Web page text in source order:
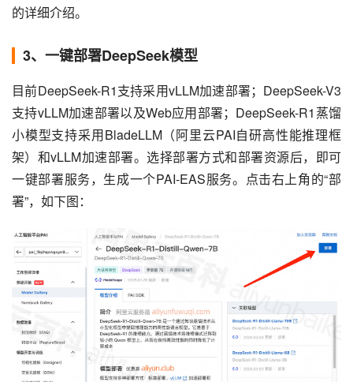
的详细介绍。
3、一键部署DeepSeek模型
目前DeepSeek-R1支持采用vLLM加速部署；DeepSeek-V3
支持vLLM加速部署以及Web应用部署；DeepSeek-R1蒸馏
小模型支持采用BladeLLM（阿里云PAI自研高性能推理框
架）和vLLM加速部署。选择部署方式和部署资源后，即可
一键部署服务，生成一个PAI-EAS服务。点击右上角的“部
署”，如下图：